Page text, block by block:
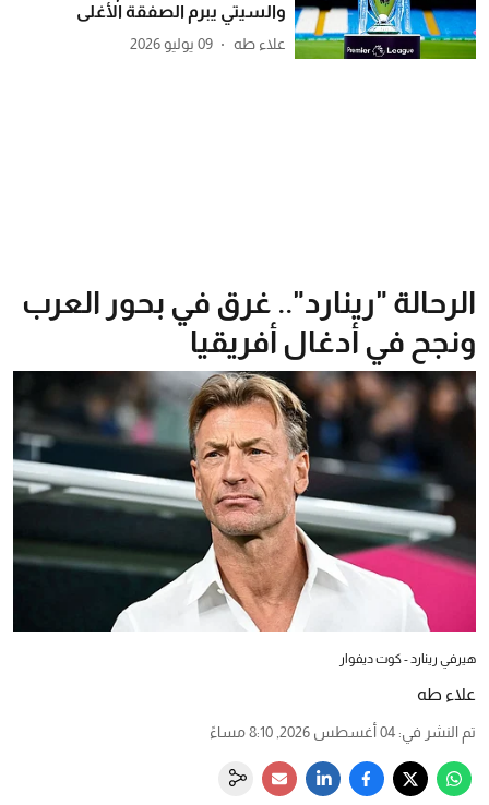
والسيتي يبرم الصفقة الأغلى
علاء طه 09 يوليو 2026
الرحالة "رينارد".. غرق في بحور العرب
ونجح في أدغال أفريقيا
هيرفي رينارد - كوت ديفوار
علاء طه
تم النشر في: 04 أغسطس 2026, 8:10 مساءً